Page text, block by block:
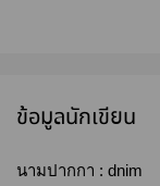
ข้อมูลนักเขียน
นามปากกา : dnim